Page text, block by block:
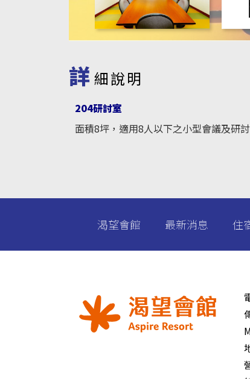
詳 細說明
204研討室
面積8坪，適用8人以下之小型會議及研
渴望會館 最新消息 住